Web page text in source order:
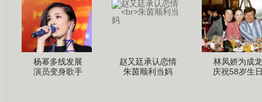
杨幂多线发展
演员变身歌手
赵又廷承认恋情
朱茵顺利当妈
林凤娇为成龙
庆祝58岁生